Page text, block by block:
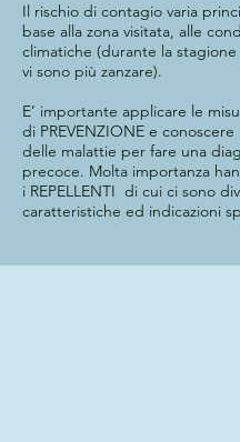
Il rischio di contagio varia
base alla zona visitata, alle
climatiche (durante la
vi sono più zanzare).
E’ importante applicare le
di PREVENZIONE e conoscere
delle malattie per fare una
precoce. Molta importanza
i REPELLENTI di cui ci sono
caratteristiche ed indicazioni